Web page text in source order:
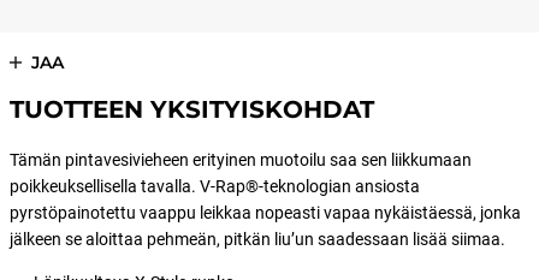
JAA
TUOTTEEN YKSITYISKOHDAT
Tämän pintavesivieheen erityinen muotoilu saa sen liikkumaan
poikkeuksellisella tavalla. V-Rap®-teknologian ansiosta
pyrstöpainotettu vaappu leikkaa nopeasti vapaa nykäistäessä, jonka
jälkeen se aloittaa pehmeän, pitkän liu’un saadessaan lisää siimaa.